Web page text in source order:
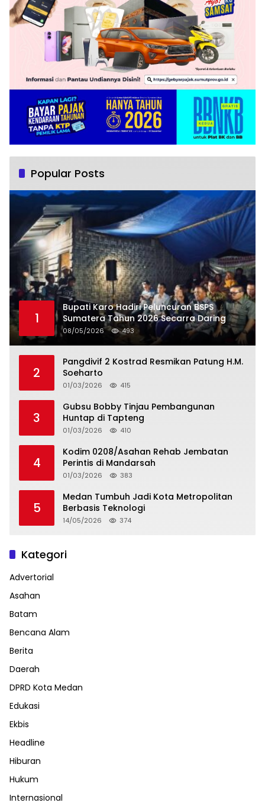
Popular Posts
1
Bupati Karo Hadiri Peluncuran BSPS
Sumatera Tahun 2026 Secarra Daring
08/05/2026 493
2
Pangdivif 2 Kostrad Resmikan Patung H.M.
Soeharto
01/03/2026 415
3
Gubsu Bobby Tinjau Pembangunan
Huntap di Tapteng
01/03/2026 410
4
Kodim 0208/Asahan Rehab Jembatan
Perintis di Mandarsah
01/03/2026 383
5
Medan Tumbuh Jadi Kota Metropolitan
Berbasis Teknologi
14/05/2026 374
Kategori
Advertorial
Asahan
Batam
Bencana Alam
Berita
Daerah
DPRD Kota Medan
Edukasi
Ekbis
Headline
Hiburan
Hukum
Internasional